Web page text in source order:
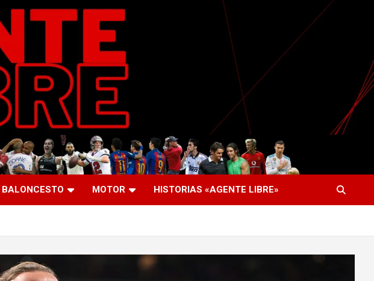
BALONCESTO MOTOR HISTORIAS «AGENTE LIBRE»